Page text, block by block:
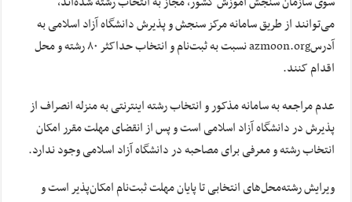
می‌توانند از طریق سامانه مرکز سنجش و پذیرش دانشگاه آزاد اسلامی به
آدرسazmoon.org نسبت به ثبت‌نام و انتخاب حداکثر ۸۰ رشته و محل
اقدام کنند.
عدم مراجعه به سامانه مذکور و انتخاب رشته اینترنتی به منزله انصراف از
پذیرش در دانشگاه آزاد اسلامی است و پس از انقضای مهلت مقرر امکان
انتخاب رشته و معرفی برای مصاحبه در دانشگاه آزاد اسلامی وجود ندارد.
ویرایشرشته‌محل‌هایانتخابی تا پایان مهلت ثبت‌نام امکان‌پذیر است و